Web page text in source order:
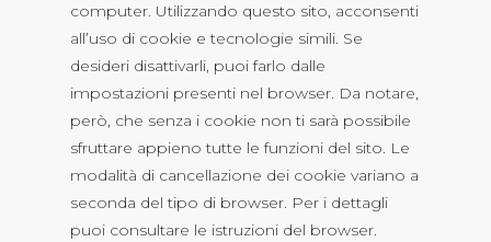
computer. Utilizzando questo sito, acconsenti
all’uso di cookie e tecnologie simili. Se
desideri disattivarli, puoi farlo dalle
impostazioni presenti nel browser. Da notare,
però, che senza i cookie non ti sarà possibile
sfruttare appieno tutte le funzioni del sito. Le
modalità di cancellazione dei cookie variano a
seconda del tipo di browser. Per i dettagli
puoi consultare le istruzioni del browser.